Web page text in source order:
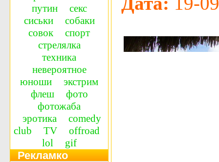
путин
секс
сиськи
собаки
совок
спорт
стрелялка
техника
невероятное
юноши
экстрим
флеш
фото
фотожаба
эротика
сomedy
сlub
TV
offroad
lol
gif
Рекламко